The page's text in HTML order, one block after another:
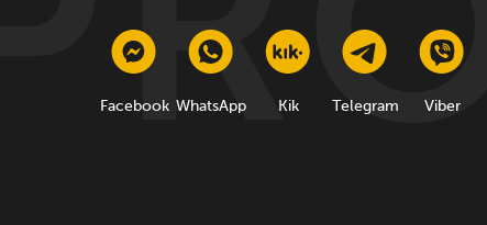
Facebook WhatsApp Kik Telegram Viber